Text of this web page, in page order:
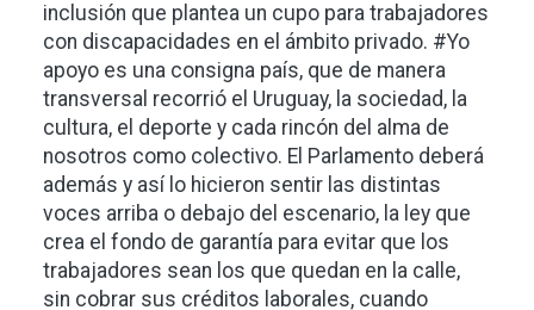
inclusión que plantea un cupo para trabajadores
con discapacidades en el ámbito privado. #Yo
apoyo es una consigna país, que de manera
transversal recorrió el Uruguay, la sociedad, la
cultura, el deporte y cada rincón del alma de
nosotros como colectivo. El Parlamento deberá
además y así lo hicieron sentir las distintas
voces arriba o debajo del escenario, la ley que
crea el fondo de garantía para evitar que los
trabajadores sean los que quedan en la calle,
sin cobrar sus créditos laborales, cuando